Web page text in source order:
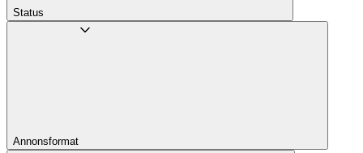
Status
Annons­format